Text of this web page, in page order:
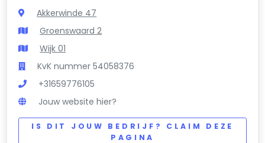
Akkerwinde 47
Groenswaard 2
Wijk 01
KvK nummer 54058376
+31659776105
Jouw website hier?
IS DIT JOUW BEDRIJF? CLAIM DEZE
PAGINA